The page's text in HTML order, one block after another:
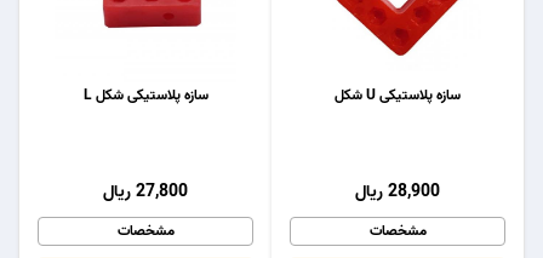
سازه پلاستیکی شکل L
27,800 ریال
مشخصات
سازه پلاستیکی U شکل
28,900 ریال
مشخصات